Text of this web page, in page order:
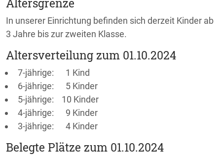
Altersgrenze
In unserer Einrichtung befinden sich derzeit Kinder ab
3 Jahre bis zur zweiten Klasse.
Altersverteilung zum 01.10.2024
7-jährige: 1 Kind
6-jährige: 5 Kinder
5-jährige: 10 Kinder
4-jährige: 9 Kinder
3-jährige: 4 Kinder
Belegte Plätze zum 01.10.2024